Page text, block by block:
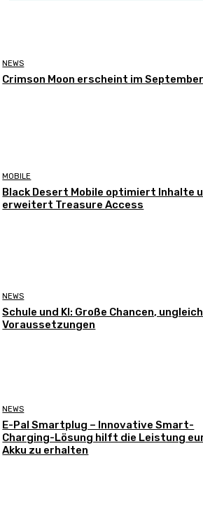
NEWS
Crimson Moon erscheint im
MOBILE
Black Desert Mobile optimiert Inhalte
erweitert Treasure Access
NEWS
Schule und KI: Große Chancen,
Voraussetzungen
NEWS
E-Pal Smartplug – Innovative Smart-
Charging-Lösung hilft die Leistung
Akku zu erhalten